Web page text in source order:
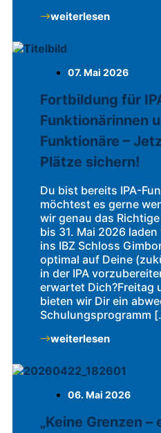
weiterlesen
07. Mai 2026
Fortbildung für
Funktionärinnen
Funktionäre –
Plätze sichern!
Du bist bereits IPA-
möchtest es gerne
wir genau das
bis 31. Mai 2026
ins IBZ Schloss
optimal auf Deine
in der IPA
erwartet Dich?Freitag
bieten wir Dir ein
Schulungsprogramm
weiterlesen
06. Mai 2026
„Keine Grenzen –